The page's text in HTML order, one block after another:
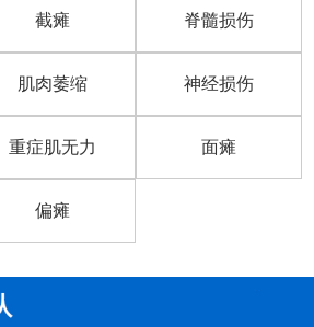
截瘫 脊髓损伤
肌肉萎缩 神经损伤
重症肌无力 面瘫
偏瘫